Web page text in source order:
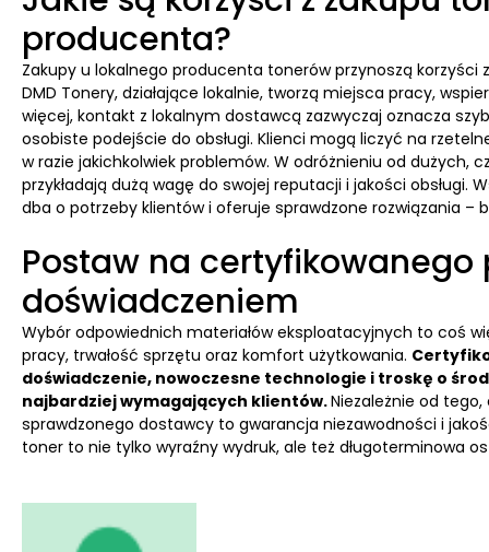
producenta?
Zakupy u lokalnego producenta tonerów przynoszą korzyści
DMD Tonery, działające lokalnie, tworzą miejsca pracy,
więcej, kontakt z lokalnym dostawcą zazwyczaj oznacza
osobiste podejście do obsługi. Klienci mogą liczyć na
w razie jakichkolwiek problemów. W odróżnieniu od dużych,
przykładają dużą wagę do swojej reputacji i jakości obsługi.
dba o potrzeby klientów i oferuje sprawdzone rozwiązania –
Postaw na certyfikowanego
doświadczeniem
Wybór odpowiednich materiałów eksploatacyjnych to coś
pracy, trwałość sprzętu oraz komfort użytkowania.
doświadczenie, nowoczesne technologie i troskę o
najbardziej wymagających klientów.Niezależnie od
sprawdzonego dostawcy to gwarancja niezawodności i
toner to nie tylko wyraźny wydruk, ale też długoterminowa